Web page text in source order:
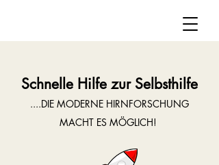
Schnelle Hilfe zur Selbsthilfe
....DIE MODERNE HIRNFORSCHUNG
MACHT ES MÖGLICH!